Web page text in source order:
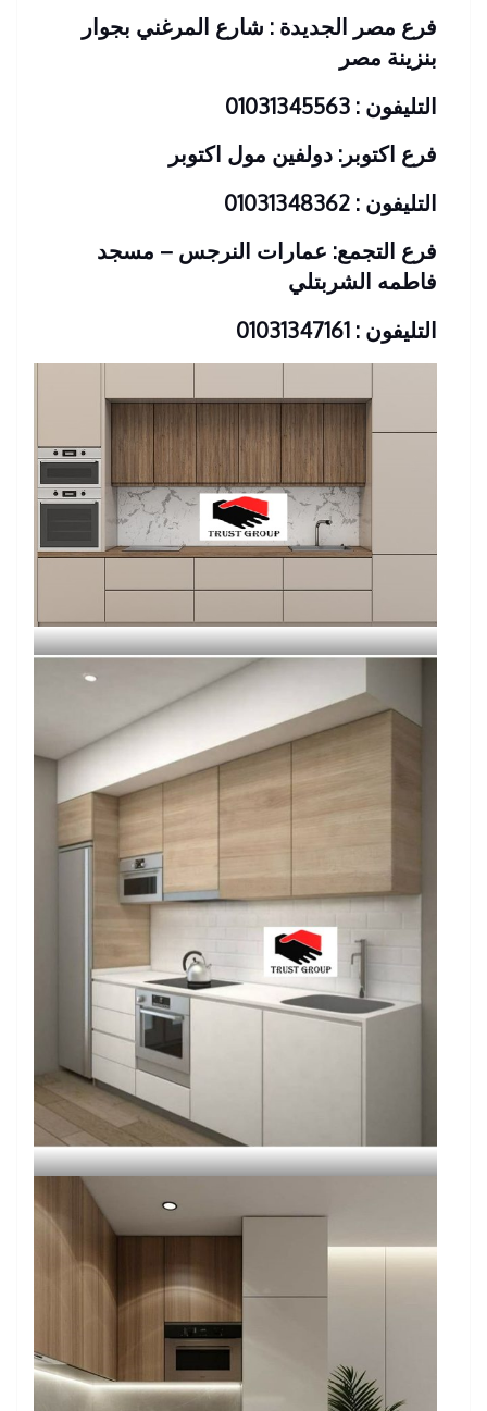
فرع مصر الجديدة : شارع المرغني بجوار
بنزينة مصر
التليفون : 01031345563
فرع اكتوبر: دولفين مول اكتوبر
التليفون : 01031348362
فرع التجمع: عمارات النرجس – مسجد
فاطمه الشربتلي
التليفون : 01031347161